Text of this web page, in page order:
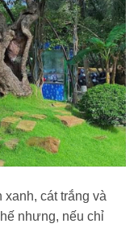
cát trắng và
nhưng, nếu chỉ